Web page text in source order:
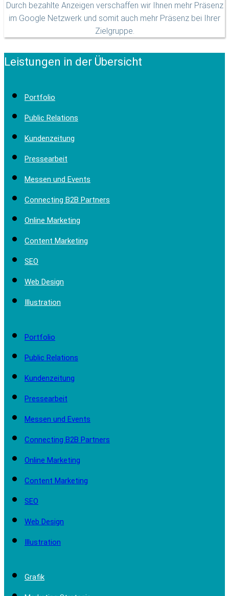
Durch bezahlte Anzeigen verschaffen wir Ihnen mehr Präsenz
im Google Netzwerk und somit auch mehr Präsenz bei Ihrer
Zielgruppe.
Leistungen in der Übersicht
Portfolio
Public Relations
Kundenzeitung
Pressearbeit
Messen und Events
Connecting B2B Partners
Online Marketing
Content Marketing
SEO
Web Design
Illustration
Portfolio
Public Relations
Kundenzeitung
Pressearbeit
Messen und Events
Connecting B2B Partners
Online Marketing
Content Marketing
SEO
Web Design
Illustration
Grafik